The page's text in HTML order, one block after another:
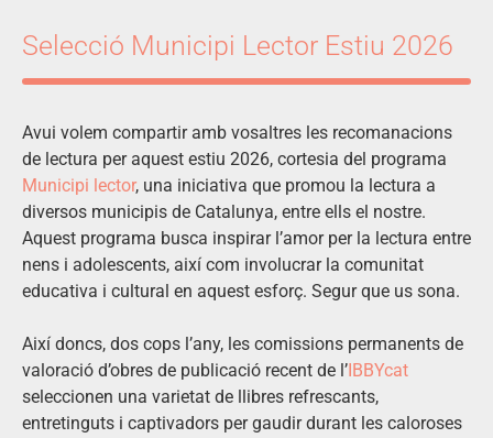
Selecció Municipi Lector Estiu 2026
Avui volem compartir amb vosaltres les recomanacions
de lectura per aquest estiu 2026, cortesia del programa
Municipi lector, una iniciativa que promou la lectura a
diversos municipis de Catalunya, entre ells el nostre.
Aquest programa busca inspirar l’amor per la lectura entre
nens i adolescents, així com involucrar la comunitat
educativa i cultural en aquest esforç. Segur que us sona.
Així doncs, dos cops l’any, les comissions permanents de
valoració d’obres de publicació recent de l’ IBBYcat
seleccionen una varietat de llibres refrescants,
entretinguts i captivadors per gaudir durant les caloroses